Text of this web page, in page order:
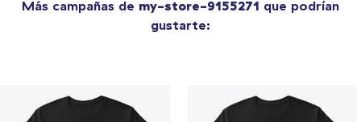
Más campañas de my-store-9155271 que podrían
gustarte: